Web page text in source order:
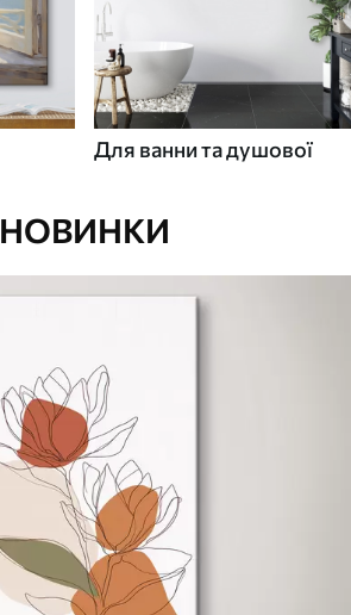
Для ванни та душової
НОВИНКИ